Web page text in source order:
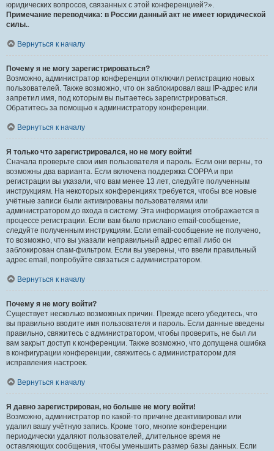
юридических вопросов, связанных с этой конференцией?».
Примечание переводчика: в России данный акт не имеет юридической
силы..
Вернуться к началу
Почему я не могу зарегистрироваться?
Возможно, администратор конференции отключил регистрацию новых
пользователей. Также возможно, что он заблокировал ваш IP-адрес или
запретил имя, под которым вы пытаетесь зарегистрироваться.
Обратитесь за помощью к администратору конференции.
Вернуться к началу
Я только что зарегистрировался, но не могу войти!
Сначала проверьте свои имя пользователя и пароль. Если они верны, то
возможны два варианта. Если включена поддержка COPPA и при
регистрации вы указали, что вам менее 13 лет, следуйте полученным
инструкциям. На некоторых конференциях требуется, чтобы все новые
учётные записи были активированы пользователями или
администратором до входа в систему. Эта информация отображается в
процессе регистрации. Если вам было прислано email-сообщение,
следуйте полученным инструкциям. Если email-сообщение не получено,
то возможно, что вы указали неправильный адрес email либо он
заблокирован спам-фильтром. Если вы уверены, что ввели правильный
адрес email, попробуйте связаться с администратором.
Вернуться к началу
Почему я не могу войти?
Существует несколько возможных причин. Прежде всего убедитесь, что
вы правильно вводите имя пользователя и пароль. Если данные введены
правильно, свяжитесь с администратором, чтобы проверить, не был ли
вам закрыт доступ к конференции. Также возможно, что допущена ошибка
в конфигурации конференции, свяжитесь с администратором для
исправления настроек.
Вернуться к началу
Я давно зарегистрирован, но больше не могу войти!
Возможно, администратор по какой-то причине деактивировал или
удалил вашу учётную запись. Кроме того, многие конференции
периодически удаляют пользователей, длительное время не
оставляющих сообщения, чтобы уменьшить размер базы данных. Если